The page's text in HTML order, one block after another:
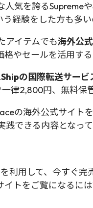
人気を誇るSupreme
経験をした方も多い
アイテムでも海外公
やセールを活用す
の国際転送サービ
律2,800円、無料保
の海外公式サイト
できる内容となっ
利用して、今すぐ
トをご覧になるに